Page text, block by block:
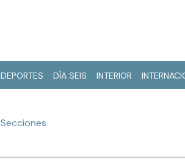
DEPORTES DÍA SEIS INTERIOR
Secciones